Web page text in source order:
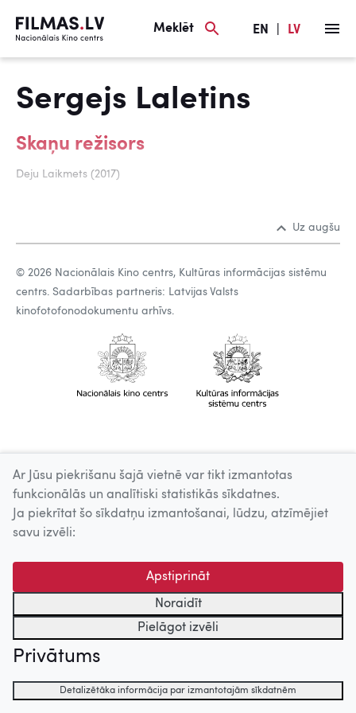
Meklēt EN LV
Sergejs Laletins
Skaņu režisors
Deju Laikmets (2017)
Uz augšu
© 2026 Nacionālais Kino centrs, Kultūras informācijas sistēmu
centrs. Sadarbības partneris: Latvijas Valsts
kinofotofonodokumentu arhīvs.
Ar Jūsu piekrišanu šajā vietnē var tikt izmantotas
funkcionālās un analītiski statistikās sīkdatnes.
Ja piekrītat šo sīkdatņu izmantošanai, lūdzu, atzīmējiet
savu izvēli:
Apstiprināt
Noraidīt
Pielāgot izvēli
Privātums
Detalizētāka informācija par izmantotajām sīkdatnēm